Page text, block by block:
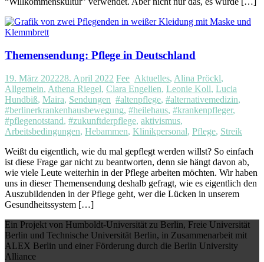
Themensendung: Pflege in Deutschland
19. März 202228. April 2022 Fee Aktuelles, Alina Pröckl,
Allgemein, Athena Riegel, Clara Engelien, Leonie Koll, Lucia
Hundbiß, Maira, Sendungen #altenpflege, #alternativemedizin,
#berlinerkrankenhausbewegung, #heilehaus, #krankenpfleger,
#pflegenotstand, #zukunftderpflege, aktivismus,
Arbeitsbedingungen, Hebammen, Klinikpersonal, Pflege, Streik
Weißt du eigentlich, wie du mal gepflegt werden willst? So einfach
ist diese Frage gar nicht zu beantworten, denn sie hängt davon ab,
wie viele Leute weiterhin in der Pflege arbeiten möchten. Wir haben
uns in dieser Themensendung deshalb gefragt, wie es eigentlich den
Auszubildenden in der Pflege geht, wer die Lücken in unserem
Gesundheitssystem […]
Ein Projekt von Humboldt-Universität zu Berlin, Freie Universität
Berlin und Technische Universität Berlin, in Zusammenarbeit mit
ALEX Berlin und einer Förderung durch die Berlin University
Alliance